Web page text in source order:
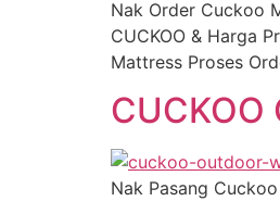
Nak Order Cuckoo
CUCKOO & Harga
Mattress Proses
CUCKOO
Nak Pasang